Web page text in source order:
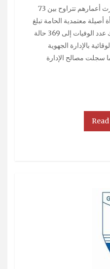
وفاة،3 حالات من معتمدية مارث أعمارهم تتراوح بين 73
أصيلة معتمدية الحامة تبلغ
من العمر 89 سنة،ليرتفع بذلك عدد الوفيات إلى 369 حالة
بالإدارة الجهوية
سجلت مصالح الإدارة